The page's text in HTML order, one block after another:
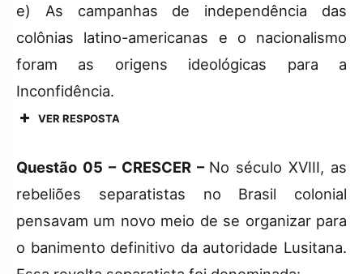
e) As campanhas de independência das
colônias latino-americanas e o nacionalismo
foram as origens ideológicas para a
Inconfidência.
VER RESPOSTA
Questão 05 – CRESCER – No século XVIII, as
rebeliões separatistas no Brasil colonial
pensavam um novo meio de se organizar para
o banimento definitivo da autoridade Lusitana.